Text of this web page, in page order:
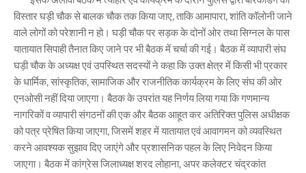
विस्तार घड़ी चौक से बालक चौक तक किया जाए, ताकि आमापारा, शांति कॉलोनी जाने
वाले लोगों को परेशानी न हो। घड़ी चौक पर सड़क के दोनों ओर तथा सिग्नल के पास
यातायात सिपाही तैनात किए जाने पर भी बैठक में चर्चा की गई। बैठक में व्यापारी संघ
घड़ी चौक के अध्यक्ष एवं उपस्थित सदस्यों ने कहा कि उक्त क्षेत्र में किसी भी प्रकार
के धार्मिक, सांस्कृतिक, सामाजिक और राजनीतिक कार्यक्रम के लिए संघ की ओर
एनओसी नहीं दिया जाएगा। बैठक के उपरांत यह निर्णय लिया गया कि गणमान्य
नागरिकों व व्यापारी संगठनों की एक और बैठक आहूत कर अतिरिक्त पुलिस अधीक्षक
को पत्र प्रेषित किया जाएगा, जिसमें शहर में यातायात एवं आवागमन को व्यवस्थित
करने आवश्यक सुझाव दिए जाएंगे और प्रशासनिक पहल के लिए निवेदन किया
जाएगा। बैठक में कांग्रेस जिलाध्यक्ष शरद लोहाना, अपर कलेक्टर चंद्रकांत